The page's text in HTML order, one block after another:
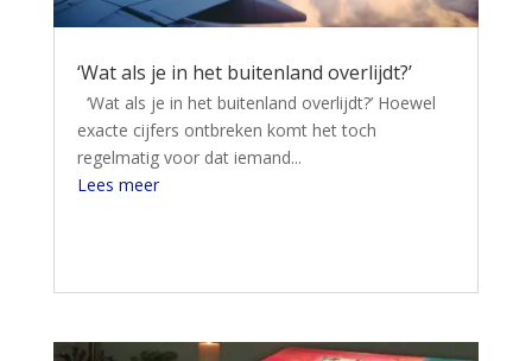
‘Wat als je in het buitenland overlijdt?’
‘Wat als je in het buitenland overlijdt?’ Hoewel
exacte cijfers ontbreken komt het toch
regelmatig voor dat iemand...
Lees meer